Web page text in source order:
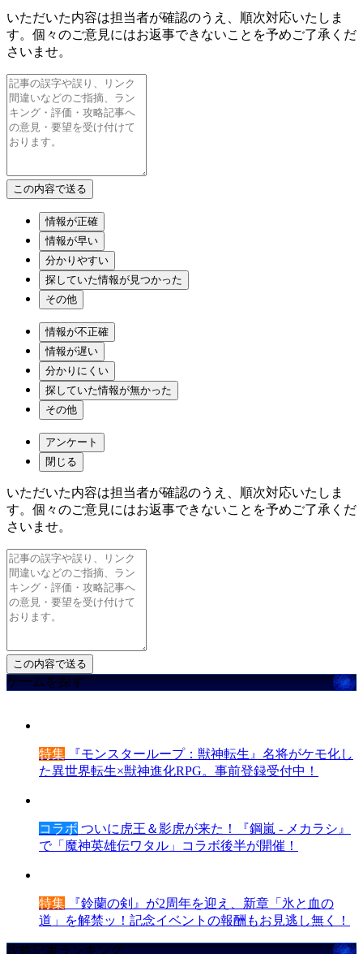
いただいた内容は担当者が確認のうえ、順次対応いたしま
す。個々のご意見にはお返事できないことを予めご了承くだ
さいませ。
情報が正確
情報が早い
分かりやすい
探していた情報が見つかった
その他
情報が不正確
情報が遅い
分かりにくい
探していた情報が無かった
その他
アンケート
閉じる
いただいた内容は担当者が確認のうえ、順次対応いたしま
す。個々のご意見にはお返事できないことを予めご了承くだ
さいませ。
ゲームを探す
特集 『モンスターループ：獣神転生』名将がケモ化し
た異世界転生×獣神進化RPG。事前登録受付中！
コラボ ついに虎王＆影虎が来た！『鋼嵐 - メカラシ』
で「魔神英雄伝ワタル」コラボ後半が開催！
特集 『鈴蘭の剣』が2周年を迎え、新章「氷と血の
道」を解禁ッ！記念イベントの報酬もお見逃し無く！
攻略記事ランキング